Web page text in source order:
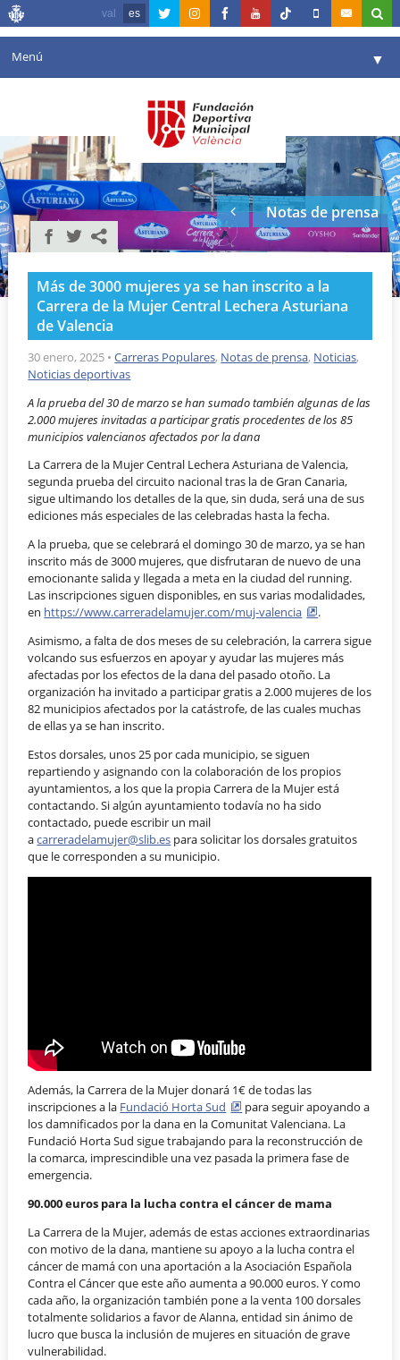
val es
Menú ▼
Agenda
Instalaciones ▼
Comunicación ▼
Valencia en deporte
Portal de Transparencia
Reservas
Notas de prensa
Más de 3000 mujeres ya se han inscrito a la
Carrera de la Mujer Central Lechera Asturiana
de Valencia
30 enero, 2025 •Carreras Populares, Notas de prensa, Noticias,
Noticias deportivas
A la prueba del 30 de marzo se han sumado también algunas de las
2.000 mujeres invitadas a participar gratis procedentes de los 85
municipios valencianos afectados por la dana
La Carrera de la Mujer Central Lechera Asturiana de Valencia,
segunda prueba del circuito nacional tras la de Gran Canaria,
sigue ultimando los detalles de la que, sin duda, será una de sus
ediciones más especiales de las celebradas hasta la fecha.
A la prueba, que se celebrará el domingo 30 de marzo, ya se han
inscrito más de 3000 mujeres, que disfrutaran de nuevo de una
emocionante salida y llegada a meta en la ciudad del running.
Las inscripciones siguen disponibles, en sus varias modalidades,
en https://www.carreradelamujer.com/muj-valencia
.
Asimismo, a falta de dos meses de su celebración, la carrera sigue
volcando sus esfuerzos en apoyar y ayudar las mujeres más
afectadas por los efectos de la dana del pasado otoño. La
organización ha invitado a participar gratis a 2.000 mujeres de los
82 municipios afectados por la catástrofe, de las cuales muchas
de ellas ya se han inscrito.
Estos dorsales, unos 25 por cada municipio, se siguen
repartiendo y asignando con la colaboración de los propios
ayuntamientos, a los que la propia Carrera de la Mujer está
contactando. Si algún ayuntamiento todavía no ha sido
contactado, puede escribir un mail
acarreradelamujer@slib.es para solicitar los dorsales gratuitos
que le corresponden a su municipio.
Además, la Carrera de la Mujer donará 1€ de todas las
inscripciones a la Fundació Horta Sud
para seguir apoyando a
los damnificados por la dana en la Comunitat Valenciana. La
Fundació Horta Sud sigue trabajando para la reconstrucción de
la comarca, imprescindible una vez pasada la primera fase de
emergencia.
90.000 euros para la lucha contra el cáncer de mama
La Carrera de la Mujer, además de estas acciones extraordinarias
con motivo de la dana, mantiene su apoyo a la lucha contra el
cáncer de mamá con una aportación a la Asociación Española
Contra el Cáncer que este año aumenta a 90.000 euros. Y como
cada año, la organización también pone a la venta 100 dorsales
totalmente solidarios a favor de Alanna, entidad sin ánimo de
lucro que busca la inclusión de mujeres en situación de grave
vulnerabilidad.